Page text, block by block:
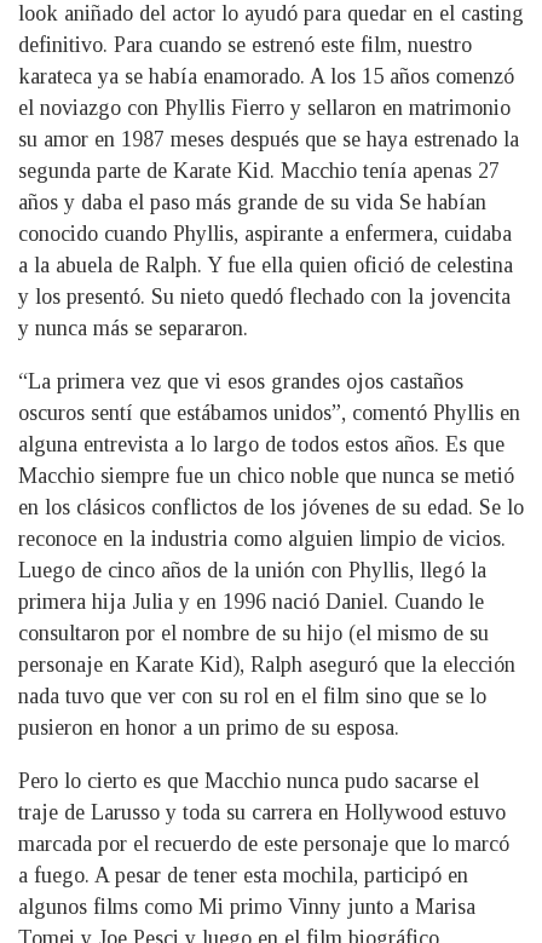
look aniñado del actor lo ayudó para quedar en el casting
definitivo. Para cuando se estrenó este film, nuestro
karateca ya se había enamorado. A los 15 años comenzó
el noviazgo con Phyllis Fierro y sellaron en matrimonio
su amor en 1987 meses después que se haya estrenado la
segunda parte de Karate Kid. Macchio tenía apenas 27
años y daba el paso más grande de su vida Se habían
conocido cuando Phyllis, aspirante a enfermera, cuidaba
a la abuela de Ralph. Y fue ella quien ofició de celestina
y los presentó. Su nieto quedó flechado con la jovencita
y nunca más se separaron.
“La primera vez que vi esos grandes ojos castaños
oscuros sentí que estábamos unidos”, comentó Phyllis en
alguna entrevista a lo largo de todos estos años. Es que
Macchio siempre fue un chico noble que nunca se metió
en los clásicos conflictos de los jóvenes de su edad. Se lo
reconoce en la industria como alguien limpio de vicios.
Luego de cinco años de la unión con Phyllis, llegó la
primera hija Julia y en 1996 nació Daniel. Cuando le
consultaron por el nombre de su hijo (el mismo de su
personaje en Karate Kid), Ralph aseguró que la elección
nada tuvo que ver con su rol en el film sino que se lo
pusieron en honor a un primo de su esposa.
Pero lo cierto es que Macchio nunca pudo sacarse el
traje de Larusso y toda su carrera en Hollywood estuvo
marcada por el recuerdo de este personaje que lo marcó
a fuego. A pesar de tener esta mochila, participó en
algunos films como Mi primo Vinny junto a Marisa